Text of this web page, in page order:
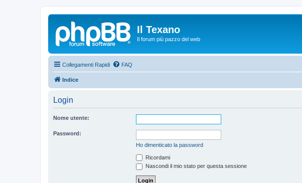
Il Texano
Il forum più pazzo del web
Collegamenti Rapidi FAQ
Indice
Login
Nome utente:
Password:
Ho dimenticato la password
Ricordami
Nascondi il mio stato per questa sessione